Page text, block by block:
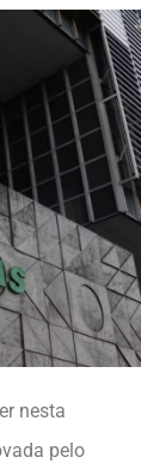
nesta
pelo